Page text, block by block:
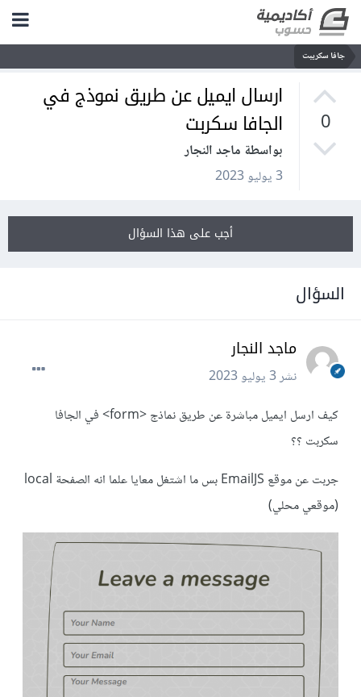
جافا سكريبت
0
ارسال ايميل عن طريق نموذج في
الجافا سكربت
بواسطة ماجد النجار
3 يوليو 2023
أجب على هذا السؤال
السؤال
ماجد النجار
نشر3 يوليو 2023
كيف ارسل ايميل مباشرة عن طريق نماذج <form> في الجافا
سكربت ؟؟
جربت عن موقع EmailJS بس ما اشتغل معايا علما انه الصفحة local
(موقعي محلي)